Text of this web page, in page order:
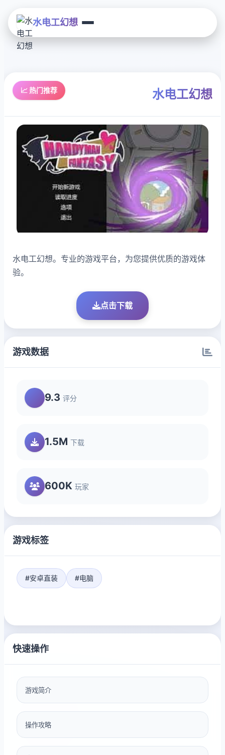
水电工幻想
📈 热门推荐 水电工幻想
水电工幻想。专业的游戏平台，为您提供优质的游戏体
验。
点击下载
游戏数据
9.3 评分
1.5M 下载
600K 玩家
游戏标签
#安卓直装 #电脑
快速操作
游戏简介
操作攻略